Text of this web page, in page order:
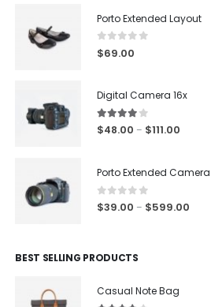
Porto Extended Layout
0 out of 5
$69.00
Digital Camera 16x
4.00out of 5
$48.00 – $111.00
Porto Extended Camera
0out of 5
$39.00 – $599.00
BEST SELLING PRODUCTS
Casual Note Bag